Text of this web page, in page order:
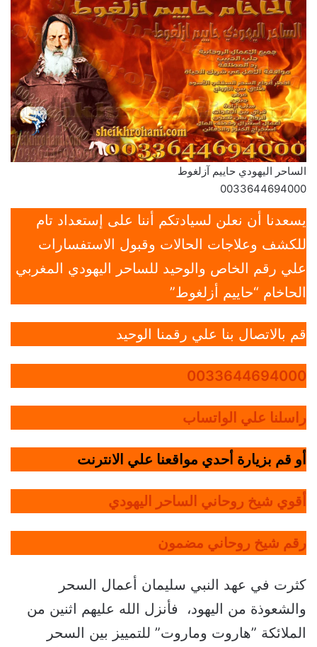
الساحر اليهودي حاييم آزلغوط
0033644694000
يسعدنا أن نعلن لسيادتكم أننا على إستعداد تام
للكشف وعلاجات الحالات وقبول الاستفسارات
علي رقم الخاص والوحيد للساحر اليهودي المغربي
الحاخام “حاييم أزلغوط”
قم بالاتصال بنا علي رقمنا الوحيد
0033644694000
راسلنا علي الواتساب
أو قم بزيارة أحدي مواقعنا علي الانترنت
أقوي شيخ روحاني الساحر اليهودي
رقم شيخ روحاني مضمون
كثرت في عهد النبي سليمان أعمال السحر
والشعوذة من اليهود، فأنزل الله عليهم اثنين من
الملائكة ”هاروت وماروت” للتمييز بين السحر